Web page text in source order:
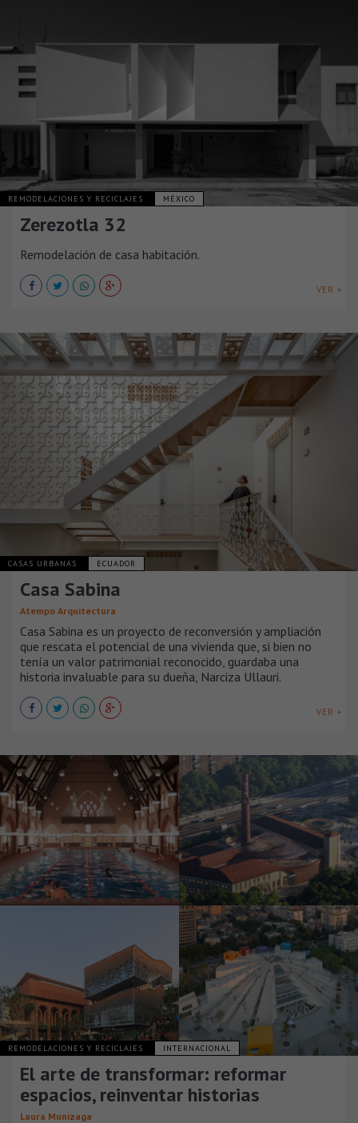
REMODELACIONES Y RECICLAJES MÉXICO
Zerezotla 32
Remodelación de casa habitación.
VER +
CASAS URBANAS ECUADOR
Casa Sabina
Atempo Arquitectura
Casa Sabina es un proyecto de reconversión y ampliación
que rescata el potencial de una vivienda que, si bien no
tenía un valor patrimonial reconocido, guardaba una
historia invaluable para su dueña, Narciza Ullauri.
VER +
REMODELACIONES Y RECICLAJES INTERNACIONAL
El arte de transformar: reformar
espacios, reinventar historias
Laura Munizaga